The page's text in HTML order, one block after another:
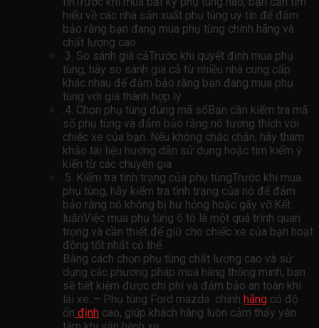
hiểu về các nhà sản xuất phụ tùng uy tín để đảm
bảo rằng bạn đang mua phụ tùng chính hãng và
chất lượng cao
.3. So sánh giá cảTrước khi quyết định mua phụ
tùng, hãy so sánh giá cả từ nhiều nhà cung cấp
khác nhau để đảm bảo rằng bạn đang mua phụ
tùng với giá thành hợp lý
.4. Chọn phụ tùng đúng mã sốBạn cần kiểm tra mã
số phụ tùng và đảm bảo rằng nó tương thích với
chiếc xe của bạn. Nếu không chắc chắn, hãy tham
khảo tài liệu hướng dẫn sử dụng hoặc tìm kiếm ý
kiến ​​từ các chuyên gia
.5. Kiểm tra tình trạng của phụ tùngTrước khi mua
phụ tùng, hãy kiểm tra tình trạng của nó để đảm
bảo rằng nó không bị hư hỏng hoặc gãy vỡ.Kết
luậnViệc mua phụ tùng ô tô là một quá trình quan
trọng và cần thiết để giữ cho chiếc xe của bạn hoạt
động tốt nhất có thể.
Bằng cách chọn phụ tùng chất lượng cao và sử
dụng các phương pháp mua hàng thông minh, bạn
sẽ tiết kiệm được chi phí và đảm bảo an toàn khi
lái xe..– Phụ tùng Ford mazda chính hãng có độ
ổn định cao, giúp khách hàng luôn cảm thấy yên